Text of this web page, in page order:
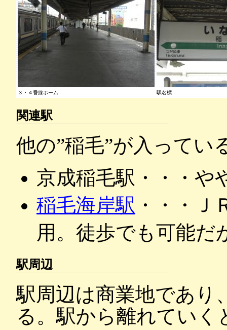
３・４番線ホーム 駅名標
関連駅
他の”稲毛”が入ってい
京成稲毛駅・・・や
稲毛海岸駅 ・・・Ｊ
用。徒歩でも可能だ
駅周辺
駅周辺は商業地であり
る。駅から離れていく